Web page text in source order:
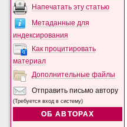
Напечатать эту статью
Метаданные для
индексирования
Как процитировать
материал
Дополнительные файлы
Отправить письмо автору
(Требуется вход в систему)
ОБ АВТОРАХ